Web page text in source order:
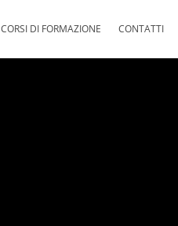
CORSI DI FORMAZIONE CONTATTI